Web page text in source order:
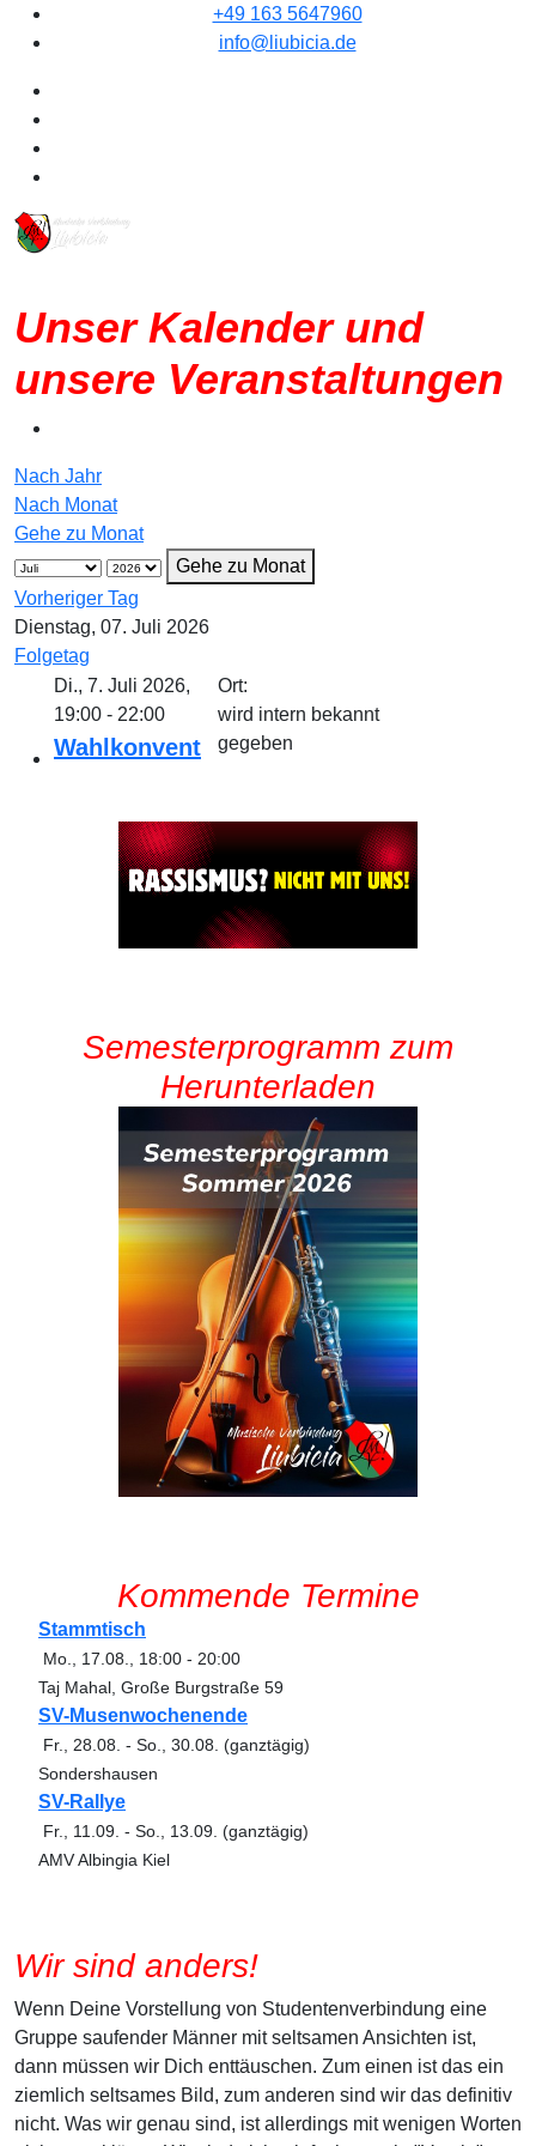
+49 163 5647960
info@liubicia.de
Unser Kalender und
unsere Veranstaltungen
Nach Jahr
Nach Monat
Gehe zu Monat
Gehe zu Monat
Vorheriger Tag
Dienstag, 07. Juli 2026
Folgetag
Di., 7. Juli 2026,
19:00 - 22:00
Wahlkonvent
Ort:
wird intern bekannt
gegeben
Semesterprogramm zum
Herunterladen
Kommende Termine
Stammtisch
Mo., 17.08. 18:00 - 20:00
Taj Mahal, Große Burgstraße 59
SV-Musenwochenende
Fr., 28.08. - So., 30.08. (ganztägig)
Sondershausen
SV-Rallye
Fr., 11.09. - So., 13.09. (ganztägig)
AMV Albingia Kiel
Wir sind anders!
Wenn Deine Vorstellung von Studentenverbindung eine
Gruppe saufender Männer mit seltsamen Ansichten ist,
dann müssen wir Dich enttäuschen. Zum einen ist das ein
ziemlich seltsames Bild, zum anderen sind wir das definitiv
nicht. Was wir genau sind, ist allerdings mit wenigen Worten